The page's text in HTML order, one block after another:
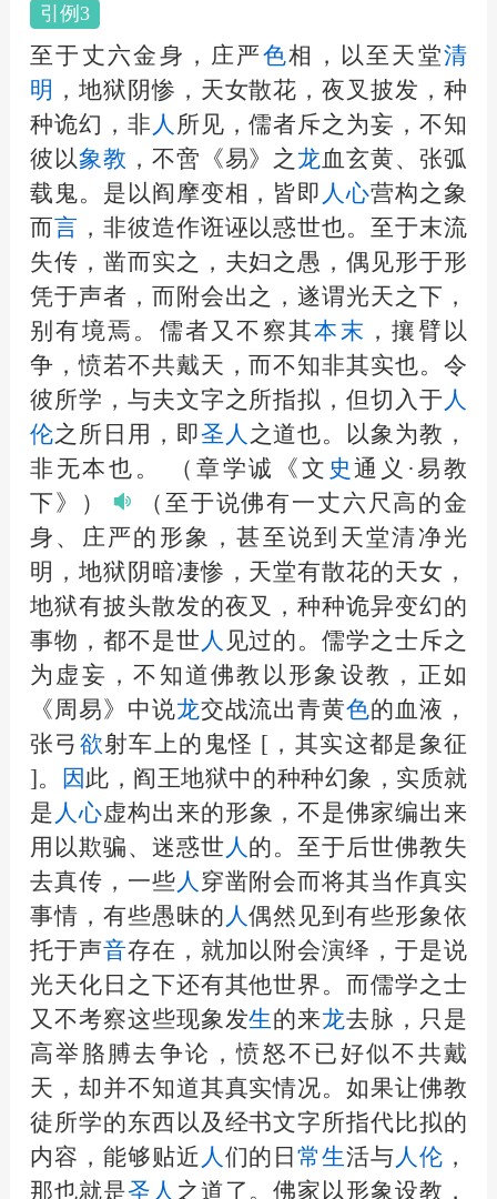
引例3
至于丈六金身，庄严色相，以至天堂清
明 ，地狱阴惨，天女散花，夜叉披发，种
种诡幻，非 人 所见，儒者斥之为妄，不知
彼以象教 ，不啻《易》之 龙 血玄黄、张弧
载鬼。是以阎摩变相，皆即 人心营构之象
而言 ，非彼造作诳诬以惑世也。至于末流
失传，凿而实之，夫妇之愚，偶见形于形
凭于声者，而附会出之，遂谓光天之下，
别有境焉。儒者又不察其本末 ，攘臂以
争，愤若不共戴天，而不知非其实也。令
彼所学，与夫文字之所指拟，但切入于 人
伦之所日用，即圣 人 之道也。以象为教，
非无本也。
（章学诚《文 史通义·易教
下》）
（至于说佛有一丈六尺高的金
身、庄严的形象，甚至说到天堂清净光
明，地狱阴暗凄惨，天堂有散花的天女，
地狱有披头散发的夜叉，种种诡异变幻的
事物，都不是世 人 见过的。儒学之士斥之
为虚妄，不知道佛教以形象设教，正如
《周易》中说龙交战流出青黄色的血液，
张弓 欲射车上的鬼怪 [，其实这都是象征
]。
因 此，阎王地狱中的种种幻象，实质就
是 人心虚构出来的形象，不是佛家编出来
用以欺骗、迷惑世 人 的。至于后世佛教失
去真传，一些 人 穿凿附会而将其当作真实
事情，有些愚昧的 人偶然见到有些形象依
托于声音存在，就加以附会演绎，于是说
光天化日之下还有其他世界。而儒学之士
又不考察这些现象发生的来龙去脉，只是
高举胳膊去争论，愤怒不已好似不共戴
天，却并不知道其真实情况。如果让佛教
徒所学的东西以及经书文字所指代比拟的
内容，能够贴近 人 们的日常生活与 人伦 ，
那也就是圣 人 之道了。佛家以形象设教，